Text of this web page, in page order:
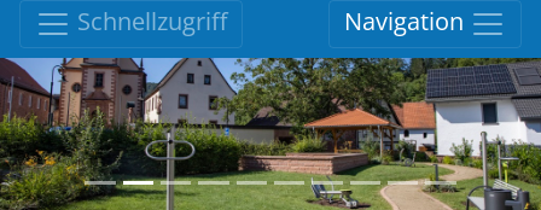
Schnellzugriff Navigation